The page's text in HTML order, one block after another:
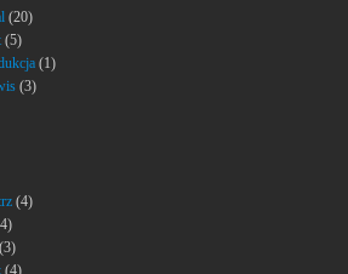
(20)
(5)
(1)
(3)
(4)
(4)